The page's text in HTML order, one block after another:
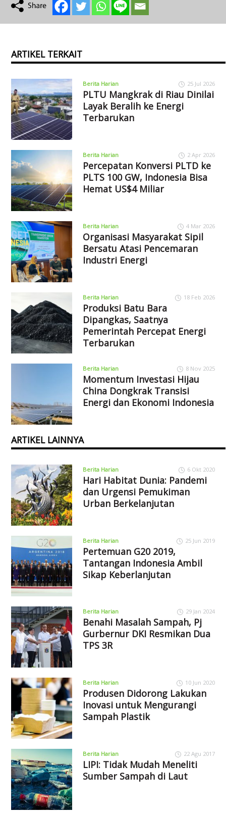
ARTIKEL TERKAIT
Berita Harian 25 Jul 2026
PLTU Mangkrak di Riau Dinilai
Layak Beralih ke Energi
Terbarukan
Berita Harian 2 Apr 2026
Percepatan Konversi PLTD ke
PLTS 100 GW, Indonesia Bisa
Hemat US$4 Miliar
Berita Harian 4 Mar 2026
Organisasi Masyarakat Sipil
Bersatu Atasi Pencemaran
Industri Energi
Berita Harian 18 Feb 2026
Produksi Batu Bara
Dipangkas, Saatnya
Pemerintah Percepat Energi
Terbarukan
Berita Harian 8 Nov 2025
Momentum Investasi Hijau
China Dongkrak Transisi
Energi dan Ekonomi Indonesia
ARTIKEL LAINNYA
Berita Harian 6 Okt 2020
Hari Habitat Dunia: Pandemi
dan Urgensi Pemukiman
Urban Berkelanjutan
Berita Harian 25 Jun 2019
Pertemuan G20 2019,
Tantangan Indonesia Ambil
Sikap Keberlanjutan
Berita Harian 29 Jan 2024
Benahi Masalah Sampah, Pj
Gurbernur DKI Resmikan Dua
TPS 3R
Berita Harian 10 Jun 2020
Produsen Didorong Lakukan
Inovasi untuk Mengurangi
Sampah Plastik
Berita Harian 22 Agu 2017
LIPI: Tidak Mudah Meneliti
Sumber Sampah di Laut